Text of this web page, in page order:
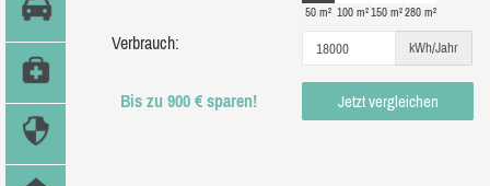
50 m² 100 m²150 m²280 m²
Verbrauch: kWh/Jahr
Bis zu 900 € sparen! Jetzt vergleichen